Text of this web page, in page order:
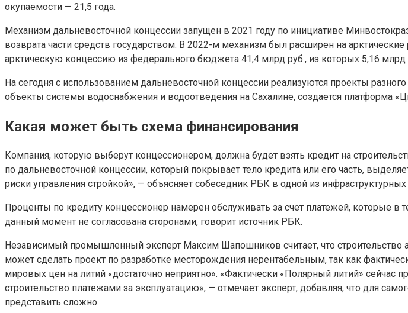
окупаемости — 21,5 года.
Механизм дальневосточной концессии запущен в 2021 году по инициативе
возврата части средств государством. В 2022-м механизм был расширен на
арктическую концессию из федерального бюджета 41,4 млрд руб., из которых 5,16
На сегодня с использованием дальневосточной концессии реализуются проекты
объекты системы водоснабжения и водоотведения на Сахалине, создается платформа
Какая может быть схема финансирования
Компания, которую выберут концессионером, должна будет взять кредит на
по дальневосточной концессии, который покрывает тело кредита или его часть,
риски управления стройкой», — объясняет собеседник РБК в одной из
Проценты по кредиту концессионер намерен обслуживать за счет платежей, которые
данный момент не согласована сторонами, говорит источник РБК.
Независимый промышленный эксперт Максим Шапошников считает, что
может сделать проект по разработке месторождения нерентабельным, так как
мировых цен на литий «достаточно неприятно». «Фактически «Полярный литий» сейчас
строительство платежами за эксплуатацию», — отмечает эксперт, добавляя, что для
представить сложно.